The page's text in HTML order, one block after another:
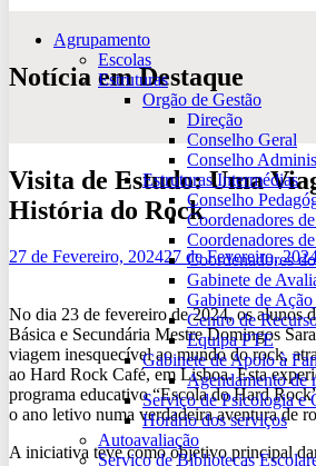
Agrupamento
Escolas
Estruturas
Orgão de Gestão
Direção
Conselho Geral
Conselho
Estruturas Intermédias
Conselho
Coordenadores
Coordenadores
Coordenadores
Gabinete de
Gabinete de Ação
Centro de
Equipa PTE
Gabinete de Apoio à
Agendamento de
Serviço de Psicologia e
Horário dos serviços
Autoavaliação
Serviço de Bibliotecas
Notícia em Destaque
Visita de Estudo: Uma
História do Rock
27 de Fevereiro, 202427 de Fevereiro,
No dia 23 de fevereiro de 2024, os alunos
Básica e Secundária Mestre Domingos
viagem inesquecível ao mundo do rock,
ao Hard Rock Café, em Lisboa. Esta
programa educativo “Escola do Hard
o ano letivo numa verdadeira aventura de
A iniciativa teve como objetivo principal